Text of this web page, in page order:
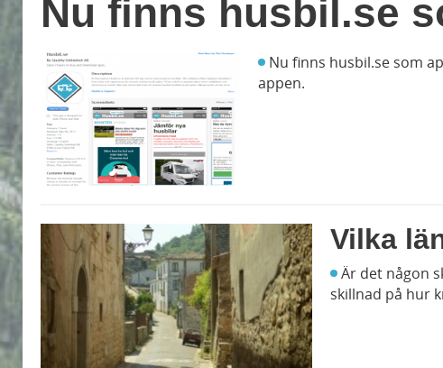
Nu finns husbil.se
Nu finns husbil.se som
appen.
Vilka
Är det någon
skillnad på hur